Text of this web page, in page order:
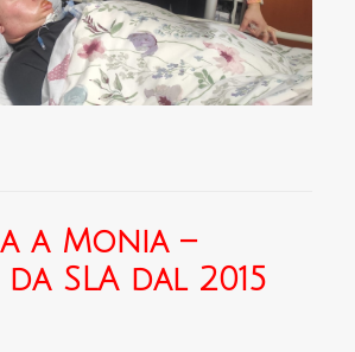
a Monia –
SLA dal 2015